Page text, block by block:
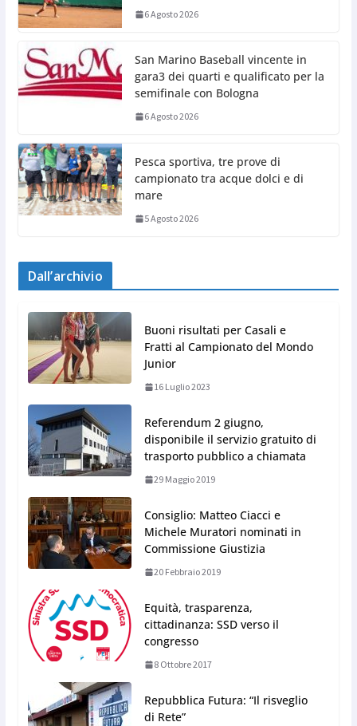
6 Agosto 2026
San Marino Baseball vincente in
gara3 dei quarti e qualificato per la
semifinale con Bologna
6 Agosto 2026
Pesca sportiva, tre prove di
campionato tra acque dolci e di
mare
5 Agosto 2026
Dall’archivio
Buoni risultati per Casali e
Fratti al Campionato del Mondo
Junior
16 Luglio 2023
Referendum 2 giugno,
disponibile il servizio gratuito di
trasporto pubblico a chiamata
29 Maggio 2019
Consiglio: Matteo Ciacci e
Michele Muratori nominati in
Commissione Giustizia
20 Febbraio 2019
Equità, trasparenza,
cittadinanza: SSD verso il
congresso
8 Ottobre 2017
Repubblica Futura: “Il risveglio
di Rete”